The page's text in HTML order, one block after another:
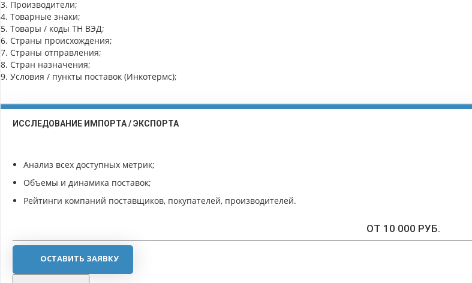
3. Производители;
4. Товарные знаки;
5. Товары / коды ТН ВЭД;
6. Страны происхождения;
7. Страны отправления;
8. Стран назначения;
9. Условия / пункты поставок (Инкотермс);
ИССЛЕДОВАНИЕ ИМПОРТА / ЭКСПОРТА
Анализ всех доступных метрик;
Объемы и динамика поставок;
Рейтинги компаний поставщиков, покупателей, производителей.
ОТ 10 000 РУБ.
ОСТАВИТЬ ЗАЯВКУ